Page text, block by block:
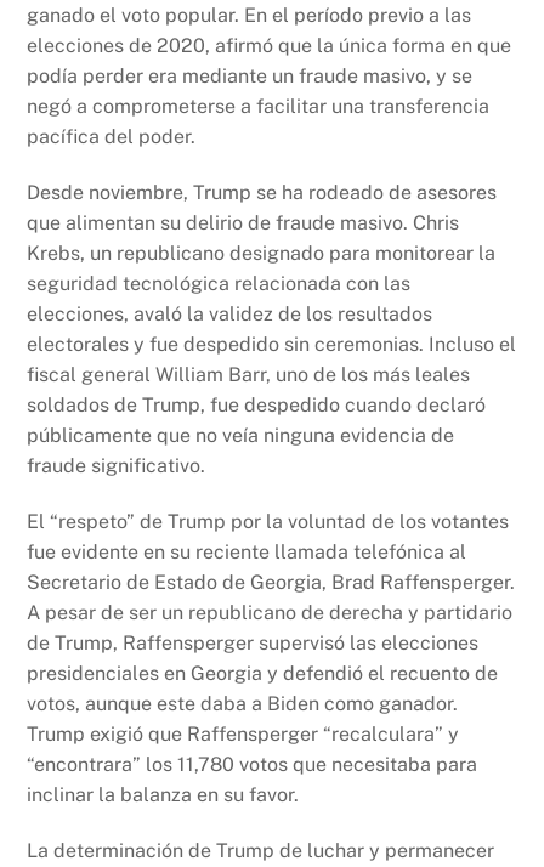
ganado el voto popular. En el período previo a las
elecciones de 2020, afirmó que la única forma en que
podía perder era mediante un fraude masivo, y se
negó a comprometerse a facilitar una transferencia
pacífica del poder.
Desde noviembre, Trump se ha rodeado de asesores
que alimentan su delirio de fraude masivo. Chris
Krebs, un republicano designado para monitorear la
seguridad tecnológica relacionada con las
elecciones, avaló la validez de los resultados
electorales y fue despedido sin ceremonias. Incluso el
fiscal general William Barr, uno de los más leales
soldados de Trump, fue despedido cuando declaró
públicamente que no veía ninguna evidencia de
fraude significativo.
El “respeto” de Trump por la voluntad de los votantes
fue evidente en su reciente llamada telefónica al
Secretario de Estado de Georgia, Brad Raffensperger.
A pesar de ser un republicano de derecha y partidario
de Trump, Raffensperger supervisó las elecciones
presidenciales en Georgia y defendió el recuento de
votos, aunque este daba a Biden como ganador.
Trump exigió que Raffensperger “recalculara” y
“encontrara” los 11,780 votos que necesitaba para
inclinar la balanza en su favor.
La determinación de Trump de luchar y permanecer